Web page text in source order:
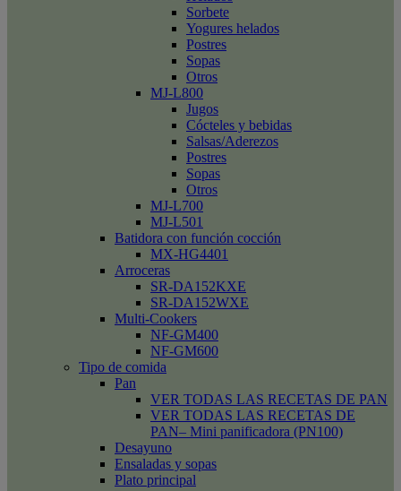
Sorbete
Yogures helados
Postres
Sopas
Otros
MJ-L800
Jugos
Cócteles y bebidas
Salsas/Aderezos
Postres
Sopas
Otros
MJ-L700
MJ-L501
Batidora con función cocción
MX-HG4401
Arroceras
SR-DA152KXE
SR-DA152WXE
Multi-Cookers
NF-GM400
NF-GM600
Tipo de comida
Pan
VER TODAS LAS RECETAS DE PAN
VER TODAS LAS RECETAS DE
PAN– Mini panificadora (PN100)
Desayuno
Ensaladas y sopas
Plato principal